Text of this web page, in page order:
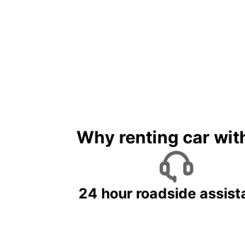
Why renting car
24 hour roadside